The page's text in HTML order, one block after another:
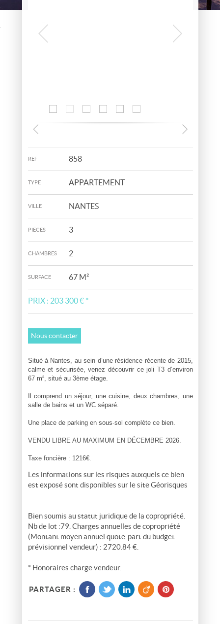
REF 858
TYPE APPARTEMENT
VILLE NANTES
PIÈCES 3
CHAMBRES 2
SURFACE 67 M²
PRIX : 203 300 € *
Nous contacter
Situé à Nantes, au sein d’une résidence récente de 2015,
calme et sécurisée, venez découvrir ce joli T3 d’environ
67 m², situé au 3ème étage.
Il comprend un séjour, une cuisine, deux chambres, une
salle de bains et un WC séparé.
Une place de parking en sous-sol complète ce bien.
VENDU LIBRE AU MAXIMUM EN DÉCEMBRE 2026.
Taxe foncière : 1216€.
Les informations sur les risques auxquels ce bien
est exposé sont disponibles sur le siteGéorisques
Bien soumis au statut juridique de la copropriété.
Nb de lot :79. Charges annuelles de copropriété
(Montant moyen annuel quote-part du budget
prévisionnel vendeur) : 2720.84 €.
* Honoraires charge vendeur.
PARTAGER :